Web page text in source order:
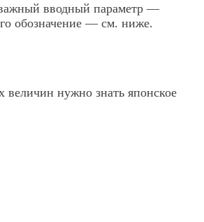
вводный параметр —
обозначение — см. ниже.
величин нужно знать японское